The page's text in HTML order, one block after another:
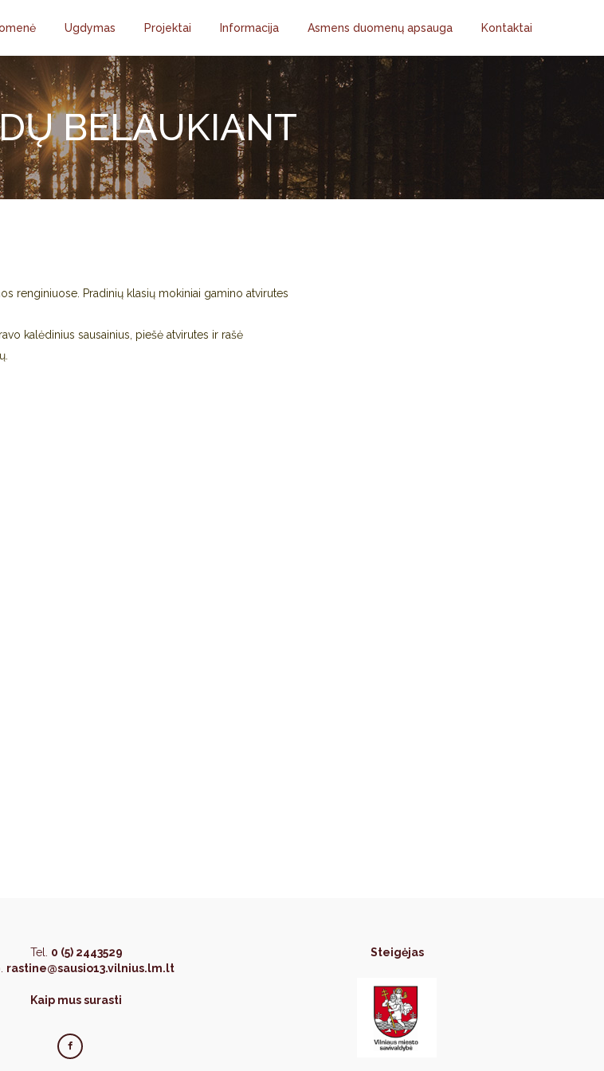
Ugdymas Projektai Informacija Asmens duomenų apsauga Kontaktai
BELAUKIANT
renginiuose. Pradinių klasių mokiniai gamino atvirutes
kalėdinius sausainius, piešė atvirutes ir rašė
Tel. 0 (5) 2443529
rastine@sausio13.vilnius.lm.lt
Kaip mus surasti
Steigėjas